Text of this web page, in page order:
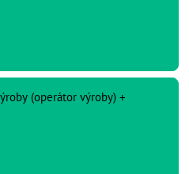
(operátor výroby) +